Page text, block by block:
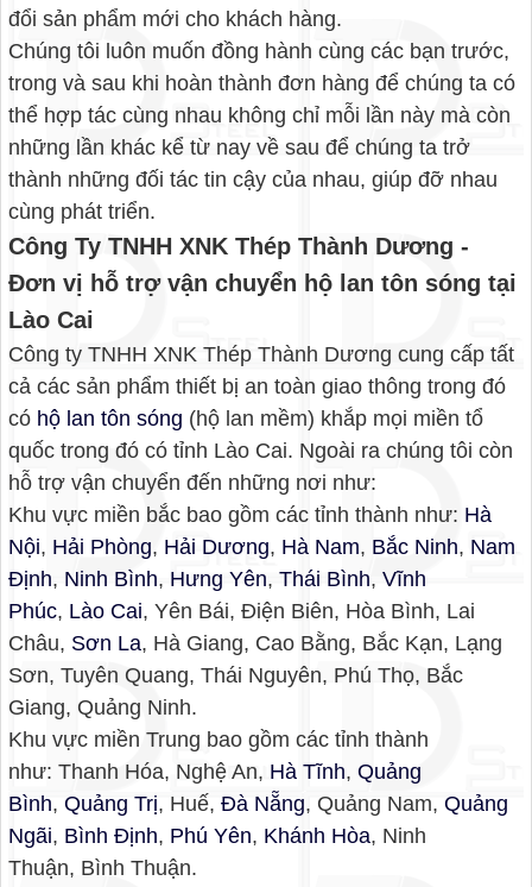
đổi sản phẩm mới cho khách hàng.
Chúng tôi luôn muốn đồng hành cùng các bạn trước,
trong và sau khi hoàn thành đơn hàng để chúng ta có
thể hợp tác cùng nhau không chỉ mỗi lần này mà còn
những lần khác kể từ nay về sau để chúng ta trở
thành những đối tác tin cậy của nhau, giúp đỡ nhau
cùng phát triển.
Công Ty TNHH XNK Thép Thành Dương -
Đơn vị hỗ trợ vận chuyển hộ lan tôn sóng tại
Lào Cai
Công ty TNHH XNK Thép Thành Dương cung cấp tất
cả các sản phẩm thiết bị an toàn giao thông trong đó
có hộ lan tôn sóng (hộ lan mềm) khắp mọi miền tổ
quốc trong đó có tỉnh Lào Cai. Ngoài ra chúng tôi còn
hỗ trợ vận chuyển đến những nơi như:
Khu vực miền bắc bao gồm các tỉnh thành như: Hà
Nội, Hải Phòng, Hải Dương, Hà Nam, Bắc Ninh, Nam
Định, Ninh Bình, Hưng Yên,Thái Bình,Vĩnh
Phúc, Lào Cai, Yên Bái, Điện Biên, Hòa Bình, Lai
Châu, Sơn La, Hà Giang, Cao Bằng, Bắc Kạn, Lạng
Sơn, Tuyên Quang, Thái Nguyên, Phú Thọ, Bắc
Giang, Quảng Ninh.
Khu vực miền Trung bao gồm các tỉnh thành
như: Thanh Hóa, Nghệ An, Hà Tĩnh,Quảng
Bình,Quảng Trị, Huế,Đà Nẵng, Quảng Nam,Quảng
Ngãi, Bình Định, Phú Yên, Khánh Hòa, Ninh
Thuận, Bình Thuận.